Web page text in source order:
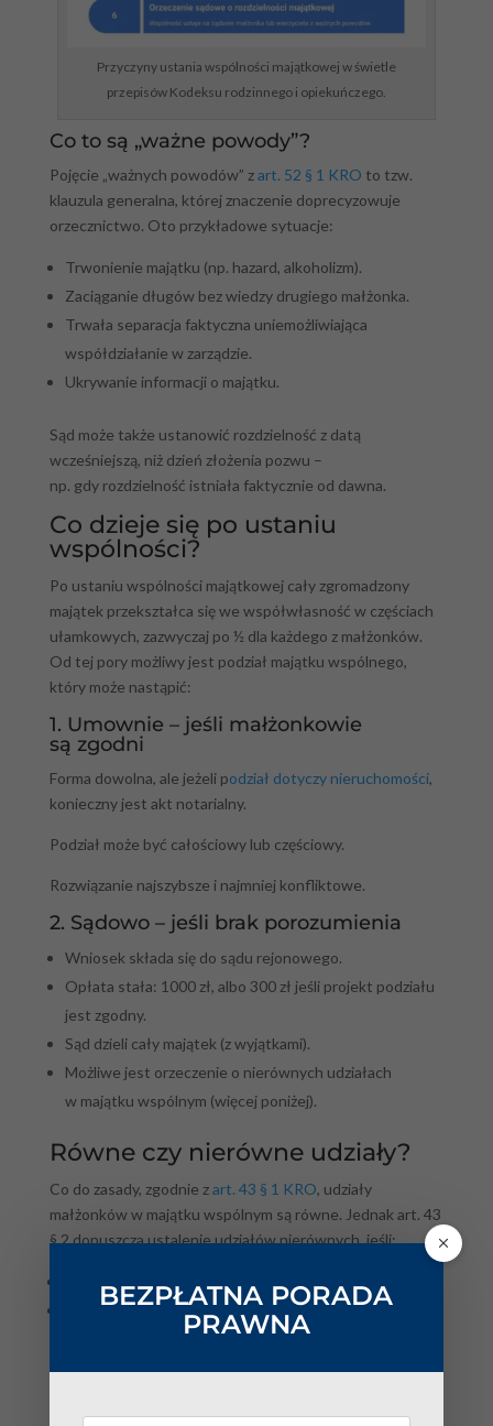
Przyczyny ustania wspólności majątkowej w świetle
przepisów Kodeksu rodzinnego i opiekuńczego.
Co to są „ważne powody”?
Pojęcie „ważnych powodów” zart. 52 § 1 KRO to tzw.
klauzula generalna, której znaczenie doprecyzowuje
orzecznictwo. Oto przykładowe sytuacje:
Trwonienie majątku (np. hazard, alkoholizm).
Zaciąganie długów bez wiedzy drugiego małżonka.
Trwała separacja faktyczna uniemożliwiająca
współdziałanie w zarządzie.
Ukrywanie informacji o majątku.
Sąd może także ustanowić rozdzielność z datą
wcześniejszą, niż dzień złożenia pozwu –
np. gdy rozdzielność istniała faktycznie od dawna.
Co dzieje się po ustaniu
wspólności?
Po ustaniu wspólności majątkowej cały zgromadzony
majątek przekształca się we współwłasność w częściach
ułamkowych, zazwyczaj po ½ dla każdego z małżonków.
Od tej pory możliwy jest podział majątku wspólnego,
który może nastąpić:
1. Umownie – jeśli małżonkowie
są zgodni
Forma dowolna, ale jeżeli podział dotyczy nieruchomości,
konieczny jest akt notarialny.
Podział może być całościowy lub częściowy.
Rozwiązanie najszybsze i najmniej konfliktowe.
2. Sądowo – jeśli brak porozumienia
Wniosek składa się do sądu rejonowego.
Opłata stała: 1000 zł, albo 300 zł jeśli projekt podziału
jest zgodny.
Sąd dzieli cały majątek (z wyjątkami).
Możliwe jest orzeczenie o nierównych udziałach
w majątku wspólnym (więcej poniżej).
Równe czy nierówne udziały?
Co do zasady, zgodnie zart. 43 § 1 KRO, udziały
małżonków w majątku wspólnym są równe. Jednak art. 43
§ 2 dopuszcza ustalenie udziałów nierównych, jeśli:
i małżonkowie w różnym stopniu przyczynili się
do powstania majątku.
dzieci (art. 43 § 3 KRO), co chroni np. małżonka
BEZPŁATNA PORADA
PRAWNA